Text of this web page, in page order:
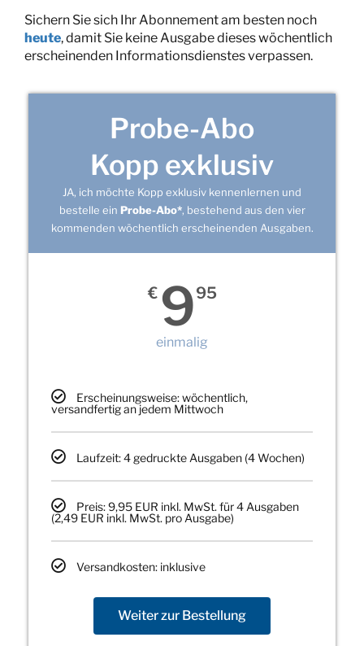
Sichern Sie sich Ihr Abonnement am besten noch
heute, damit Sie keine Ausgabe dieses wöchentlich
erscheinenden Informationsdienstes verpassen.
Probe-Abo
Kopp exklusiv
JA, ich möchte Kopp exklusiv kennenlernen und
bestelle ein Probe-Abo*, bestehend aus den vier
kommenden wöchentlich erscheinenden Ausgaben.
€ 995
einmalig
Erscheinungsweise: wöchentlich,
versandfertig an jedem Mittwoch
Laufzeit: 4 gedruckte Ausgaben (4 Wochen)
Preis: 9,95 EUR inkl. MwSt. für 4 Ausgaben
(2,49 EUR inkl. MwSt. pro Ausgabe)
Versandkosten: inklusive
Weiter zur Bestellung